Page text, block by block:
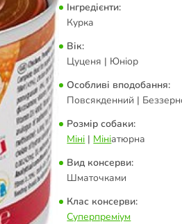
Інгредієнти:
Курка
Вік:
Цуценя | Юніор
Особливі вподобання:
Повсякденний |
Розмір собаки:
Міні | Мініатюрна
Вид консерви:
Шматочками
Клас консерви:
Суперпреміум